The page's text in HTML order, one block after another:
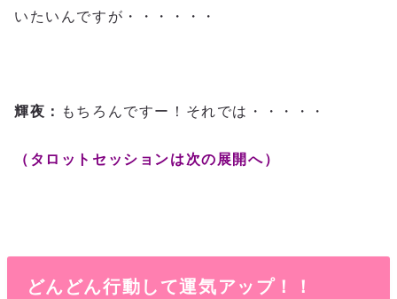
いたいんですが・・・・・・
輝夜： もちろんですー！それでは・・・・・
（タロットセッションは次の展開へ）
どんどん行動して運気アップ！！